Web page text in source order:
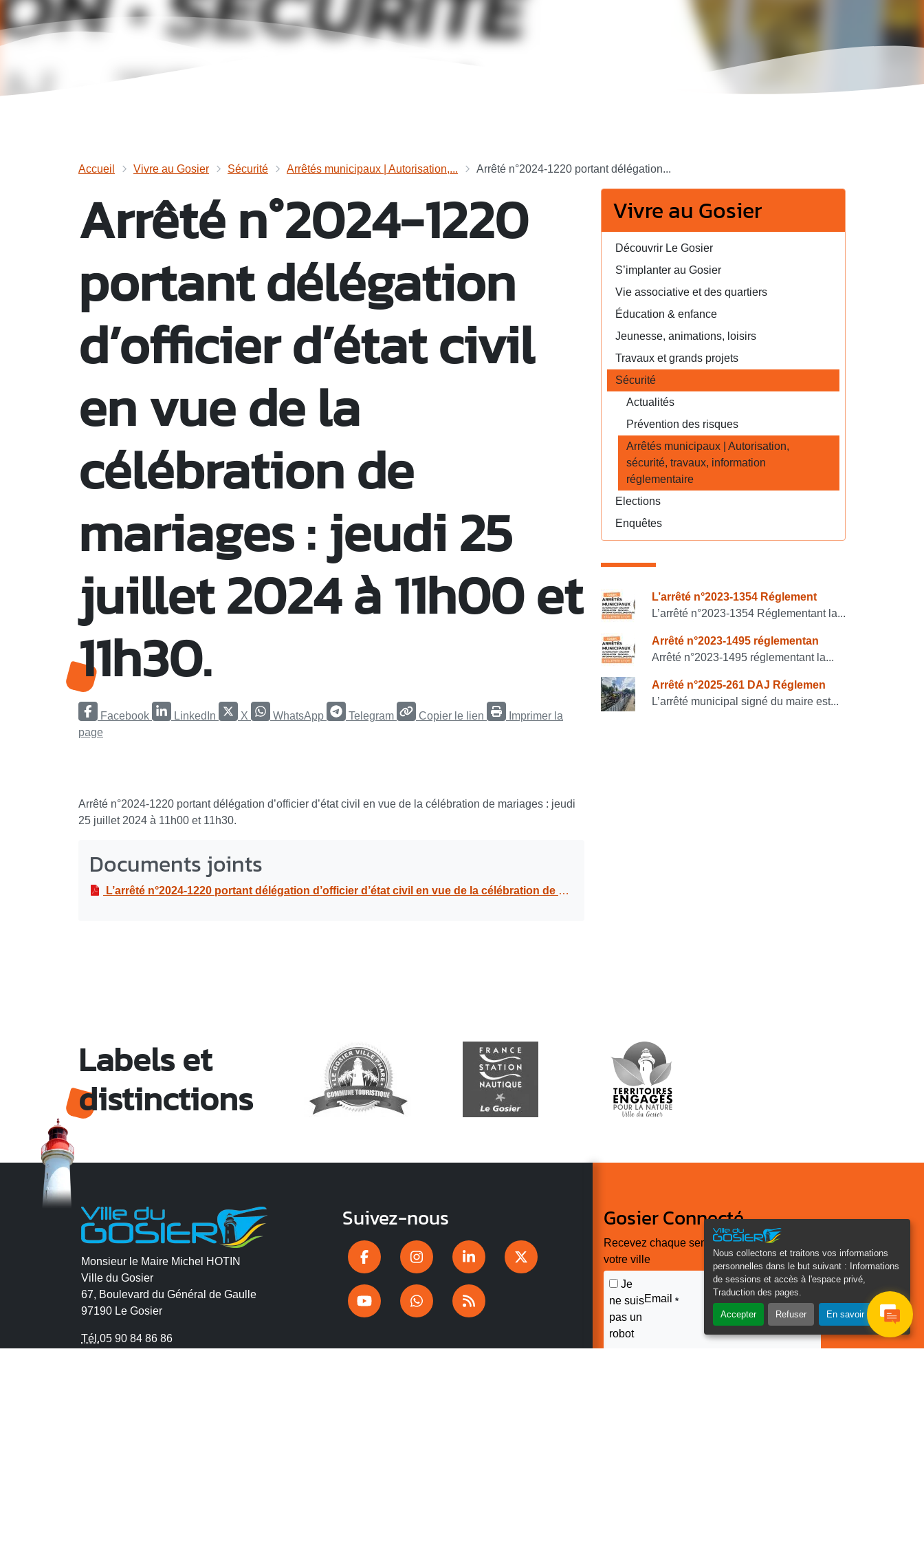
Nous collectons et traitons vos informations
personnelles dans le but suivant :
Informations
de sessions et accès à l'espace privé,
Traduction des pages
Accepter Refuser En savoir plus
Accueil Vivre au Gosier Sécurité Arrêtés municipaux | Autorisation,... Arrêté n°2024-1220 portant délégation...
Arrêté n°2024-1220
portant délégation
d’officier d’état civil
en vue de la
célébration de
mariages : jeudi 25
juillet 2024 à 11h00 et
11h30.
Facebook LinkedIn X WhatsApp Telegram Copier le lien
Imprimer la
page
Arrêté n°2024-1220 portant délégation d’officier d’état civil en vue de la célébration de mariages : jeudi
25 juillet 2024 à 11h00 et 11h30.
Documents joints
L’arrêté n°2024-1220 portant délégation d’officier d’état civil en vue de la célébration de mariages : jeudi 25 juillet 2024 à 11h00 et 11h30.
Vivre au Gosier
Découvrir Le Gosier
S’implanter au Gosier
Vie associative et des quartiers
Éducation & enfance
Jeunesse, animations, loisirs
Travaux et grands projets
Sécurité
Actualités
Prévention des risques
Arrêtés municipaux | Autorisation,
sécurité, travaux, information
réglementaire
Elections
Enquêtes
Consulter également
L’arrêté n°2023-1354 Réglement
L’arrêté n°2023-1354 Réglementant la...
Arrêté n°2023-1495 réglementan
Arrêté n°2023-1495 réglementant la...
Arrêté n°2025-261 DAJ Réglemen
L’arrêté municipal signé du maire est...
Labels et
distinctions
Monsieur le Maire Michel HOTIN
Ville du Gosier
67, Boulevard du Général de Gaulle
97190 Le Gosier
Tél.05 90 84 86 86
Suivez-nous Gosier Connecté
Recevez chaque semaine l'actualité de
votre ville
Je
ne suis
pas un
robot
Email *